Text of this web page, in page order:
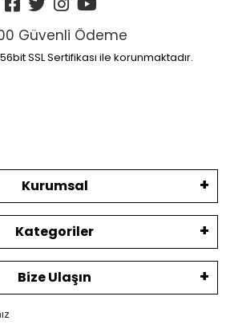
Güvenli Ödeme
SSL Sertifikası ile korunmaktadır.
Kurumsal
Kategoriler
Bize Ulaşın